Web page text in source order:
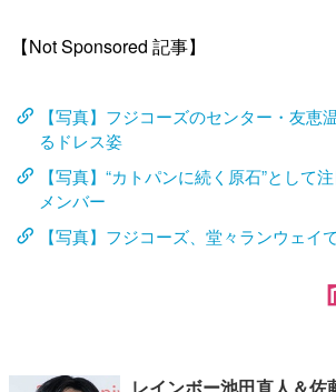
【Not Sponsored 記事】
【写真】フジコーズのセンター・友恵
るドレス姿
【写真】“カトパンに続く原石”として
メンバー
【写真】フジコーズ、堂々ランウェイ